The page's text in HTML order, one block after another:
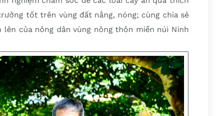
tốt trên vùng đất nắng, nóng; cùng chia sẻ
của nông dân vùng nông thôn miền núi Ninh